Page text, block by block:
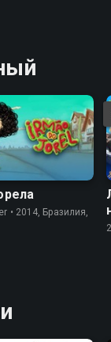
• 2014, Бразилия,